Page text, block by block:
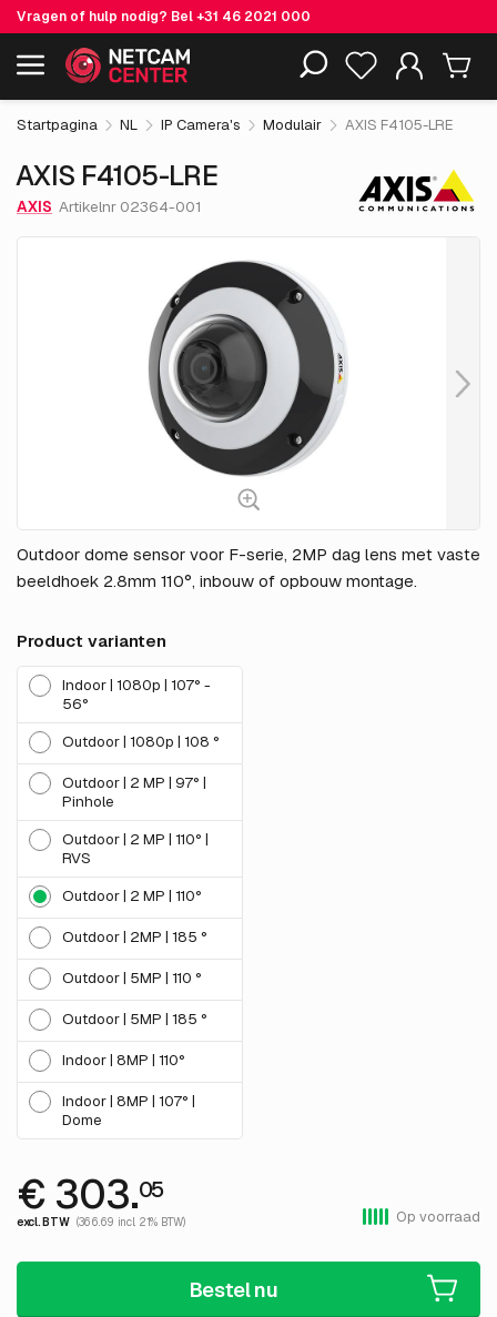
Vragen of hulp nodig? Bel+31 46 2021 000
Inclusief EOL-producten
AXIS F4105-LRE € 303.
excl. BTW
Startpagina NL IP Camera's Modulair AXIS F4105-LRE
AXIS F4105-LRE
AXIS Artikelnr 02364-001
Outdoor dome sensor voor F-serie, 2MP dag lens met vaste
beeldhoek 2.8mm 110°, inbouw of opbouw montage.
Product varianten
Indoor | 1080p | 107° -
56°
Outdoor | 1080p | 108 °
Outdoor | 2 MP | 97° |
Pinhole
Outdoor | 2 MP | 110° |
RVS
Outdoor | 2 MP | 110°
Outdoor | 2MP | 185 °
Outdoor | 5MP | 110 °
Outdoor | 5MP | 185 °
Indoor | 8MP | 110°
Indoor | 8MP | 107° |
Dome
€ 303.05
excl. BTW (366.69 incl. 21% BTW) Op voorraad
Bestel nu